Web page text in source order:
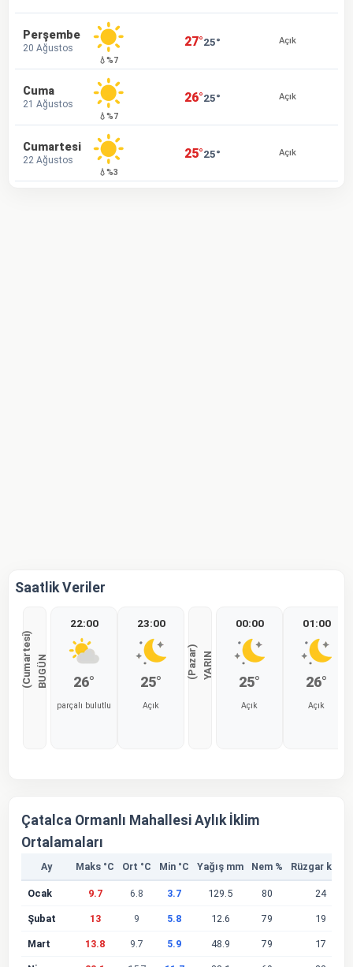
Perşembe
20 Ağustos
💧%7
27°25° Açık
Cuma
21 Ağustos
💧%7
26°25° Açık
Cumartesi
22 Ağustos
💧%3
25°25° Açık
Saatlik Veriler
B
U
G
Ü
N
(
C
u
m
a
r
t
e
s
i
)
22:00
26°
parçalı bulutlu
23:00
25°
Açık
Y
A
R
I
N
(
P
a
z
a
r
)
00:00
25°
Açık
01:00
26°
Açık
Çatalca Ormanlı Mahallesi Aylık İklim
Ortalamaları
Ay Maks °C Ort °C Min °C Yağış mm Nem % Rüzgar km/s
Ocak 9.7 6.8 3.7 129.5 80 24
Şubat 13 9 5.8 12.6 79 19
Mart 13.8 9.7 5.9 48.9 79 17